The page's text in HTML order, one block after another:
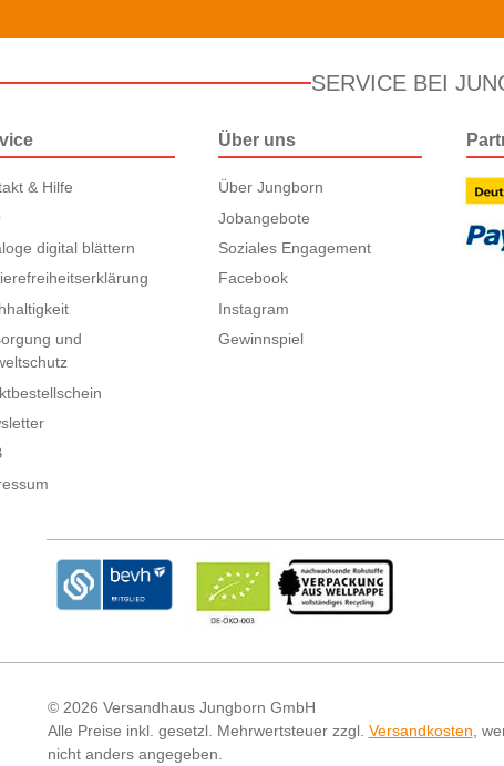
SERVICE BEI
& Hilfe
digital blättern
und
Über uns
Über Jungborn
Jobangebote
Soziales Engagement
Facebook
Instagram
Gewinnspiel
©2026 Versandhaus Jungborn GmbH
Alle Preise inkl. gesetzl. Mehrwertsteuer zzgl. Versandkosten ,
nicht anders angegeben.